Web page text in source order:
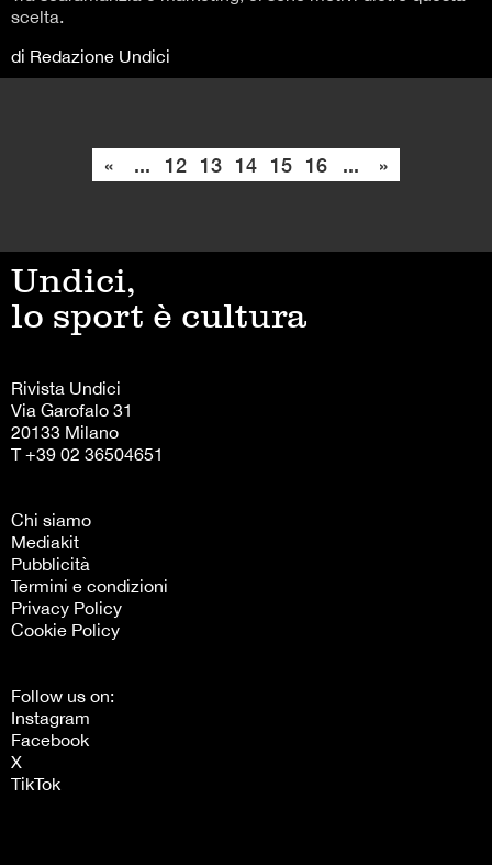
scelta.
di Redazione Undici
« ... 12 13 14 15 16 ... »
Undici,
lo sport è cultura
Rivista Undici
Via Garofalo 31
20133 Milano
T +39 02 36504651
Chi siamo
Mediakit
Pubblicità
Termini e condizioni
Privacy Policy
Cookie Policy
Follow us on:
Instagram
Facebook
X
TikTok